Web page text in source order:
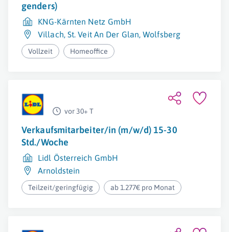
genders)
KNG-Kärnten Netz GmbH
Villach, St. Veit An Der Glan,Wolfsberg
Vollzeit Homeoffice
vor 30+ T
Verkaufsmitarbeiter/in (m/w/d) 15-30
Std./Woche
Lidl Österreich GmbH
Arnoldstein
Teilzeit/geringfügig ab 1.277€ pro Monat